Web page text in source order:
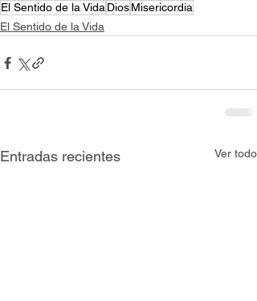
El Sentido de la VidaDiosMisericordia
El Sentido de la Vida
Entradas recientes Ver todo